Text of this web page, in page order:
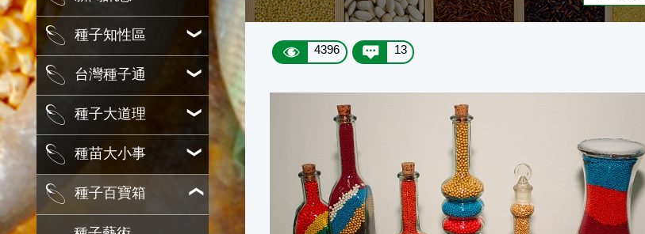
種子知性區
台灣種子通
種子大道理
種苗大小事
種子百寶箱
4396 13